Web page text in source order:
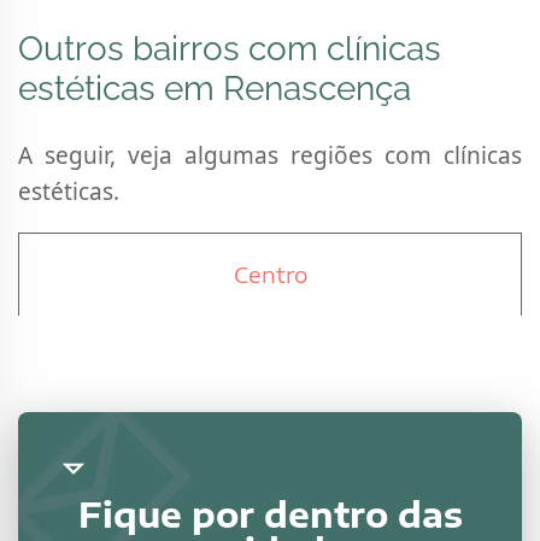
Outros bairros com clínicas
estéticas em Renascença
A seguir, veja algumas regiões com clínicas
estéticas.
Centro
Fique por dentro das